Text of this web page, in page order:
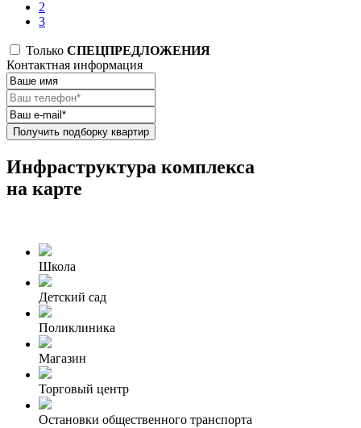
2
3
Только СПЕЦПРЕДЛОЖЕНИЯ
Контактная информация
Получить подборку квартир
Инфраструктура комплекса
на карте
Школа
Детский сад
Поликлиника
Магазин
Торговый центр
Остановки общественного транспорта